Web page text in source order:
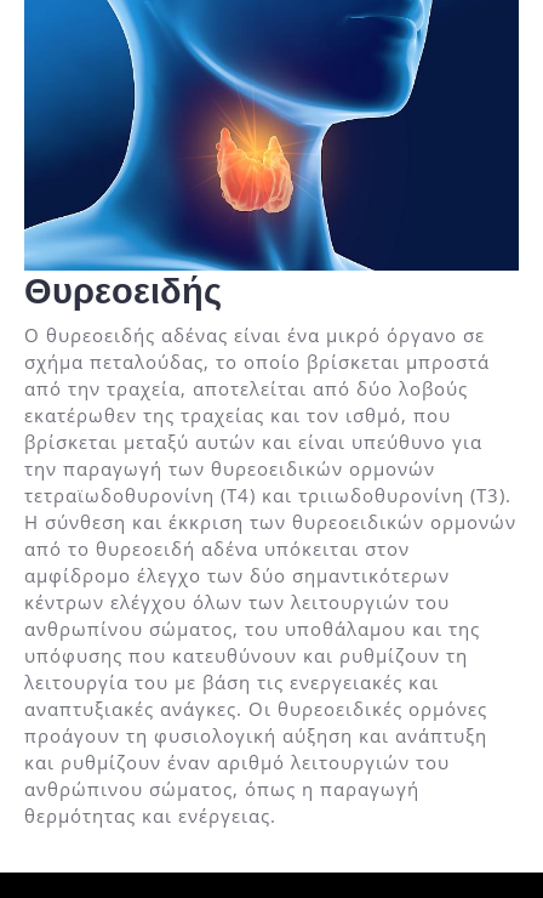
Θυρεοειδής
Ο θυρεοειδής αδένας είναι ένα μικρό όργανο σε
σχήμα πεταλούδας, το οποίο βρίσκεται μπροστά
από την τραχεία, αποτελείται από δύο λοβούς
εκατέρωθεν της τραχείας και τον ισθμό, που
βρίσκεται μεταξύ αυτών και είναι υπεύθυνο για
την παραγωγή των θυρεοειδικών ορμονών
τετραϊωδοθυρονίνη (Τ4) και τριιωδοθυρονίνη (Τ3).
Η σύνθεση και έκκριση των θυρεοειδικών ορμονών
από το θυρεοειδή αδένα υπόκειται στον
αμφίδρομο έλεγχο των δύο σημαντικότερων
κέντρων ελέγχου όλων των λειτουργιών του
ανθρωπίνου σώματος, του υποθάλαμου και της
υπόφυσης που κατευθύνουν και ρυθμίζουν τη
λειτουργία του με βάση τις ενεργειακές και
αναπτυξιακές ανάγκες. Οι θυρεοειδικές ορμόνες
προάγουν τη φυσιολογική αύξηση και ανάπτυξη
και ρυθμίζουν έναν αριθμό λειτουργιών του
ανθρώπινου σώματος, όπως η παραγωγή
θερμότητας και ενέργειας.